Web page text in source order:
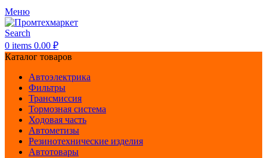
Меню
Search
0 items 0.00 ₽
Каталог товаров
Автоэлектрика
Фильтры
Трансмиссия
Тормозная система
Ходовая часть
Автометизы
Резинотехнические изделия
Автотовары